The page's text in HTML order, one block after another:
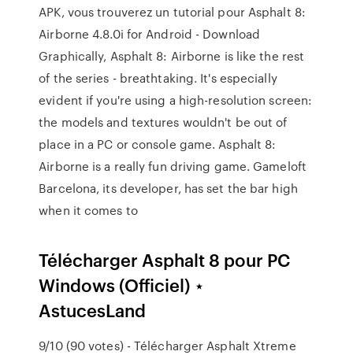
APK, vous trouverez un tutorial pour Asphalt 8:
Airborne 4.8.0i for Android - Download
Graphically, Asphalt 8: Airborne is like the rest
of the series - breathtaking. It's especially
evident if you're using a high-resolution screen:
the models and textures wouldn't be out of
place in a PC or console game. Asphalt 8:
Airborne is a really fun driving game. Gameloft
Barcelona, its developer, has set the bar high
when it comes to
Télécharger Asphalt 8 pour PC
Windows (Officiel) ⋆
AstucesLand
9/10 (90 votes) - Télécharger Asphalt Xtreme